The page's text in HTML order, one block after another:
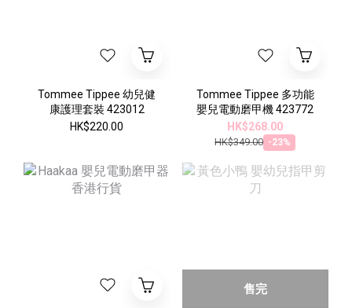
Tommee Tippee 幼兒健
康護理套裝 423012
HK$220.00
Tommee Tippee 多功能
嬰兒電動磨甲機 423772
HK$268.00
HK$349.00 -23%
售完